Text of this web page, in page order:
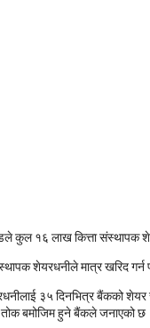
कुल १६ लाख कित्ता संस्थापक
शेयरधनीले मात्र खरिद गर्न
३५ दिनभित्र बैंकको शेयर
बमोजिम हुने बैंकले जनाएको छ